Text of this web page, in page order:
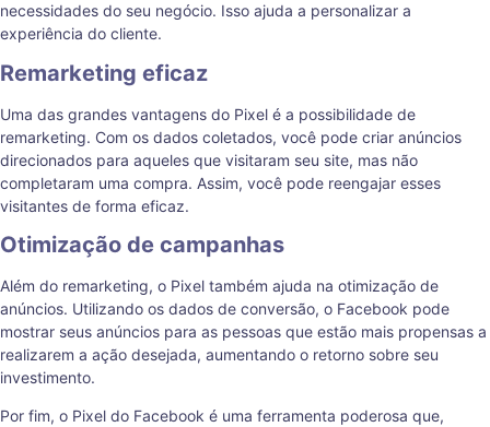
necessidades do seu negócio. Isso ajuda a personalizar a
experiência do cliente.
Remarketing eficaz
Uma das grandes vantagens do Pixel é a possibilidade de
remarketing. Com os dados coletados, você pode criar anúncios
direcionados para aqueles que visitaram seu site, mas não
completaram uma compra. Assim, você pode reengajar esses
visitantes de forma eficaz.
Otimização de campanhas
Além do remarketing, o Pixel também ajuda na otimização de
anúncios. Utilizando os dados de conversão, o Facebook pode
mostrar seus anúncios para as pessoas que estão mais propensas a
realizarem a ação desejada, aumentando o retorno sobre seu
investimento.
Por fim, o Pixel do Facebook é uma ferramenta poderosa que,